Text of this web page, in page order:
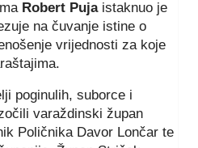
Robert Pujaistaknuo je
na čuvanje istine o
vrijednosti za koje
poginulih, suborce i
varaždinski župan
Poličnika Davor Lončar te